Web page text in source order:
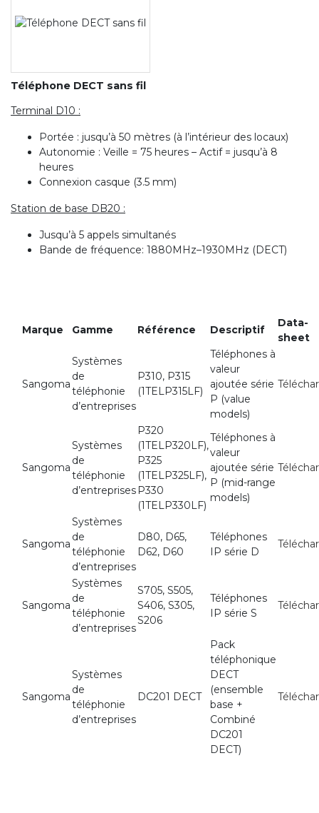
Téléphone DECT sans fil
Terminal D10 :
Portée : jusqu’à 50 mètres (à l’intérieur des locaux)
Autonomie : Veille = 75 heures – Actif = jusqu’à 8
heures
Connexion casque (3.5 mm)
Station de base DB20 :
Jusqu’à 5 appels simultanés
Bande de fréquence: 1880MHz–1930MHz (DECT)
Marque Gamme Référence Descriptif
Data-
sheet
Sangoma
Systèmes
de
téléphonie
d’entreprises
P310, P315
(1TELP315LF)
Téléphones à
valeur
ajoutée série
P (value
models)
Sangoma
Systèmes
de
téléphonie
d’entreprises
P320
(1TELP320LF),
P325
(1TELP325LF),
P330
(1TELP330LF)
Téléphones à
valeur
ajoutée série
P (mid-range
models)
Sangoma
Systèmes
de
téléphonie
d’entreprises
D80, D65,
D62, D60
Téléphones
IP série D
Sangoma
Systèmes
de
téléphonie
d’entreprises
S705, S505,
S406, S305,
S206
Téléphones
IP série S
Sangoma
Systèmes
de
téléphonie
d’entreprises
DC201 DECT
Pack
téléphonique
DECT
(ensemble
base +
Combiné
DC201
DECT)